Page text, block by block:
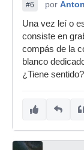
#6 por
Una vez leí o
consiste en
compás de la
blanco
¿Tiene sentido?